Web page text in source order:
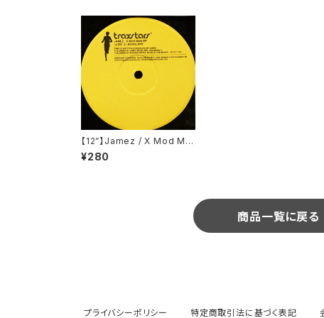
【12”】Jamez / X Mod Ma
n EP (Traxstars) (TXRS.0
2)
¥280
商品一覧に戻る
プライバシーポリシー 特定商取引法に基づく表記